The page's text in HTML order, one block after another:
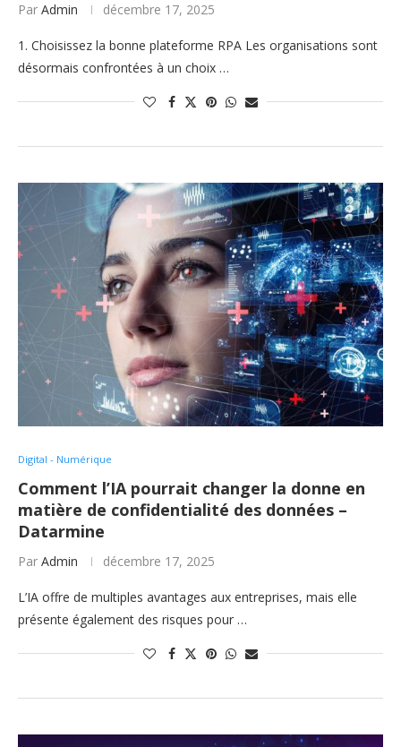
Par Admin décembre 17, 2025
1. Choisissez la bonne plateforme RPA Les organisations sont
désormais confrontées à un choix …
Digital - Numérique
Comment l’IA pourrait changer la donne en
matière de confidentialité des données –
Datarmine
Par Admin décembre 17, 2025
L’IA offre de multiples avantages aux entreprises, mais elle
présente également des risques pour …